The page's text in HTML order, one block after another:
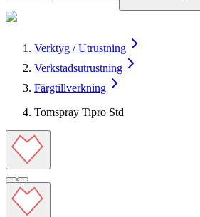
Verktyg / Utrustning
Verkstadsutrustning
Färgtillverkning
Tomspray Tipro Std